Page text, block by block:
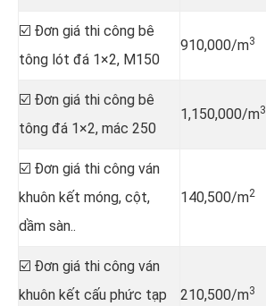
☑️ Đơn giá thi công bê
tông lót đá 1×2, M150
910,000/m3
☑️ Đơn giá thi công bê
tông đá 1×2, mác 250
1,150,000/m3
☑️ Đơn giá thi công ván
khuôn kết móng, cột,
dầm sàn..
140,500/m2
☑️ Đơn giá thi công ván
khuôn kết cấu phức tạp
210,500/m3